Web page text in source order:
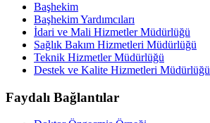
Başhekim
Başhekim Yardımcıları
İdari ve Mali Hizmetler Müdürlüğü
Sağlık Bakım Hizmetleri Müdürlüğü
Teknik Hizmetler Müdürlüğü
Destek ve Kalite Hizmetleri Müdürlüğü
Faydalı Bağlantılar